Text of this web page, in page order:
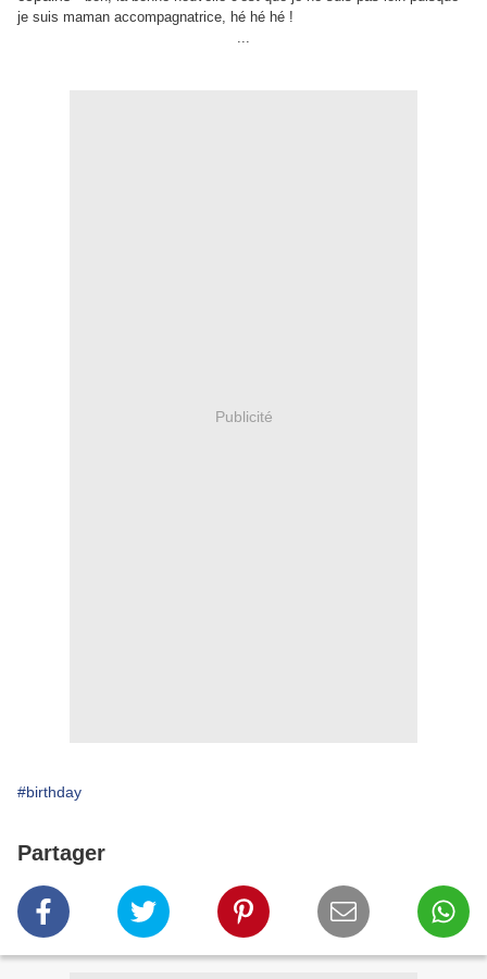
je suis maman accompagnatrice, hé hé hé !
...
Publicité
#birthday
Partager